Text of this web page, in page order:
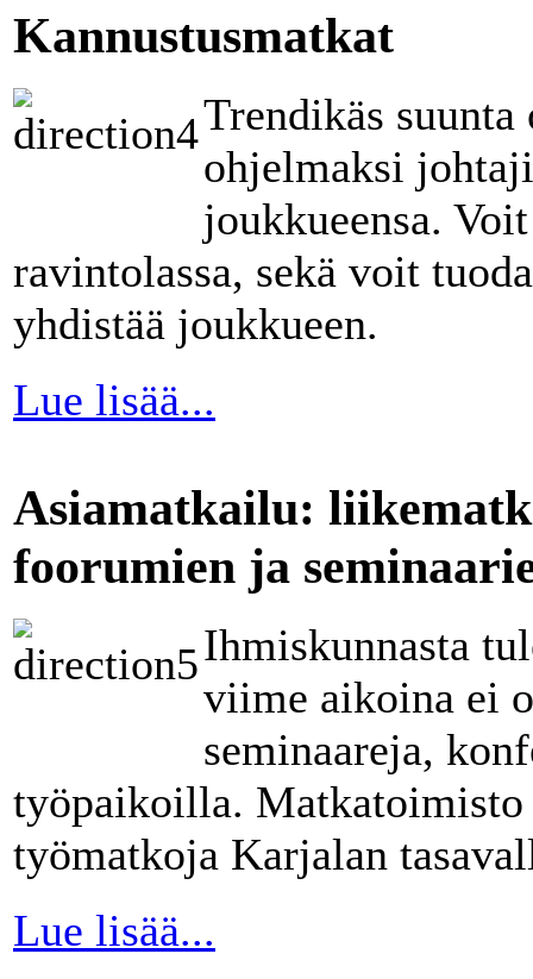
Kannustusmatkat
Trendikäs
ohjelmaksi
joukkueensa.
ravintolassa, sekä voit
yhdistää joukkueen.
Lue lisää...
Asiamatkailu:
foorumien ja
Ihmiskunnasta
viime aikoina ei
seminaareja,
työpaikoilla. Matkatoimisto
työmatkoja Karjalan
Lue lisää...